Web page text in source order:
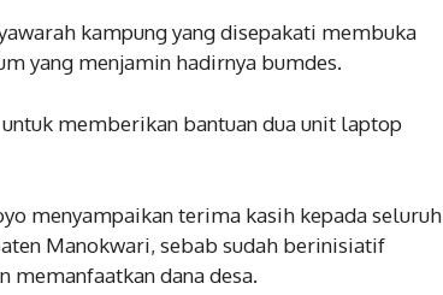
kampung yang disepakati membuka
yang menjamin hadirnya bumdes.
memberikan bantuan dua unit laptop
menyampaikan terima kasih kepada seluruh
Manokwari, sebab sudah berinisiatif
memanfaatkan dana desa.